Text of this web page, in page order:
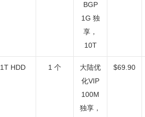
BGP
1G 独
享，
10T
1T HDD 1 个
大陆优
化VIP
100M
独享，
$69.90